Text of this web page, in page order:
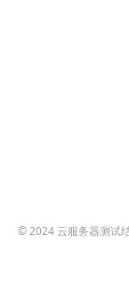
© 2024 云服务器测试